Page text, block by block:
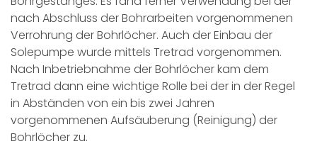
nach Abschluss der Bohrarbeiten vorgenommenen
Verrohrung der Bohrlöcher. Auch der Einbau der
Solepumpe wurde mittels Tretrad vorgenommen.
Nach Inbetriebnahme der Bohrlöcher kam dem
Tretrad dann eine wichtige Rolle bei der in der Regel
in Abständen von ein bis zwei Jahren
vorgenommenen Aufsäuberung (Reinigung) der
Bohrlöcher zu.